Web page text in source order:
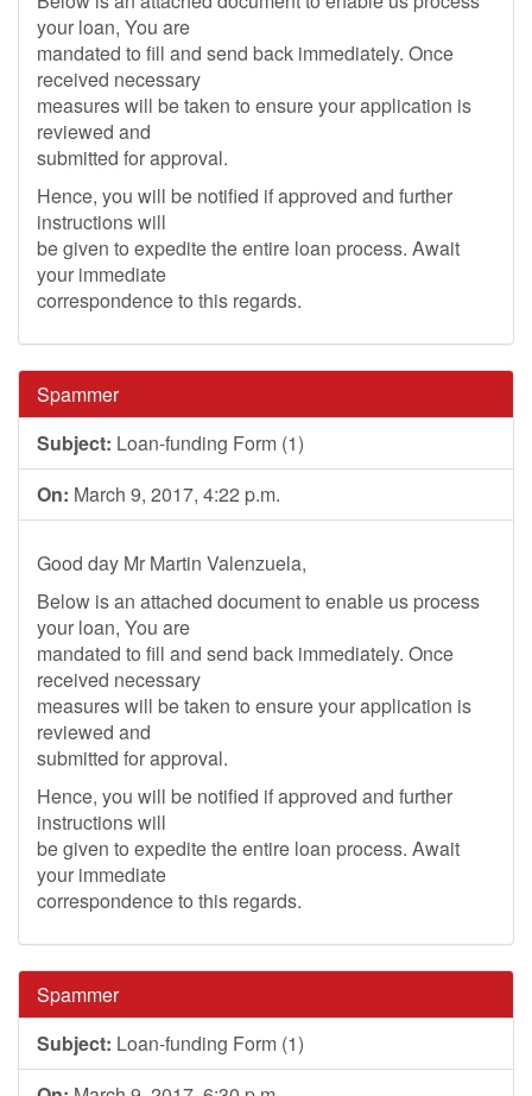
your loan, You are
mandated to fill and send back immediately. Once
received necessary
measures will be taken to ensure your application is
reviewed and
submitted for approval.
Hence, you will be notified if approved and further
instructions will
be given to expedite the entire loan process. Await
your immediate
correspondence to this regards.
Spammer
Subject: Loan-funding Form (1)
On: March 9, 2017, 4:22 p.m.
Good day Mr Martin Valenzuela,
Below is an attached document to enable us process
your loan, You are
mandated to fill and send back immediately. Once
received necessary
measures will be taken to ensure your application is
reviewed and
submitted for approval.
Hence, you will be notified if approved and further
instructions will
be given to expedite the entire loan process. Await
your immediate
correspondence to this regards.
Spammer
Subject: Loan-funding Form (1)